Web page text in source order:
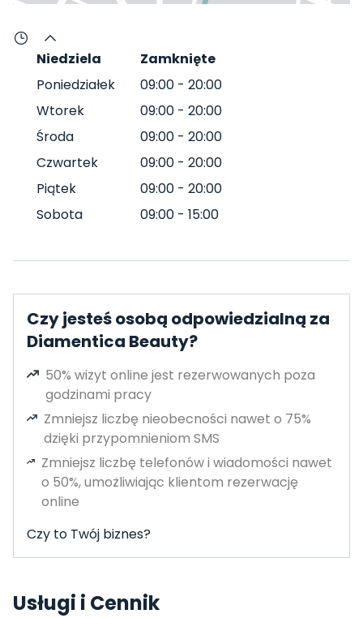
Niedziela
Zamknięte
Poniedziałek
09:00 - 20:00
Wtorek
09:00 - 20:00
Środa
09:00 - 20:00
Czwartek
09:00 - 20:00
Piątek
09:00 - 20:00
Sobota
09:00 - 15:00
Czy jesteś osobą odpowiedzialną za
Diamentica Beauty?
50% wizyt online jest rezerwowanych poza
godzinami pracy
Zmniejsz liczbę nieobecności nawet o 75%
dzięki przypomnieniom SMS
Zmniejsz liczbę telefonów i wiadomości nawet
o 50%, umożliwiając klientom rezerwację
online
Czy to Twój biznes?
Usługi i Cennik